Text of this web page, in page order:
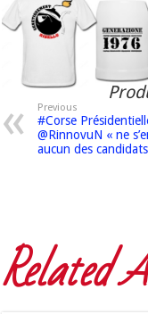
Previous
#Corse
@RinnovuN « ne
aucun des
Related